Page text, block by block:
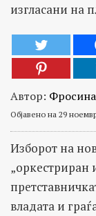
изгласани на
Автор:
Објавено на 29
Изборот на
„оркестриран
владата и